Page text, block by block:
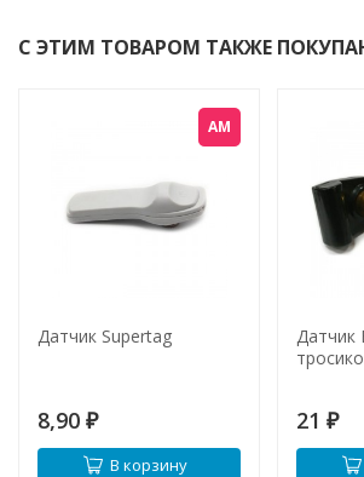
С ЭТИМ ТОВАРОМ ТАКЖЕ
АМ
Датчик Supertag
8,90 ₽
В корзину
Датчик
21 ₽